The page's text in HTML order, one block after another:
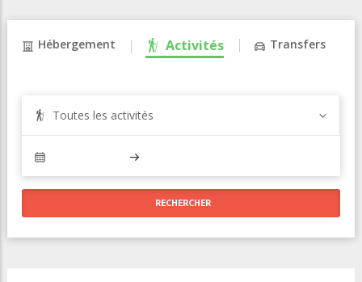
Hébergement Activités Transfers
Toutes les activités